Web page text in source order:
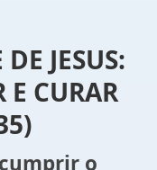
JESUS:
E CURAR
o